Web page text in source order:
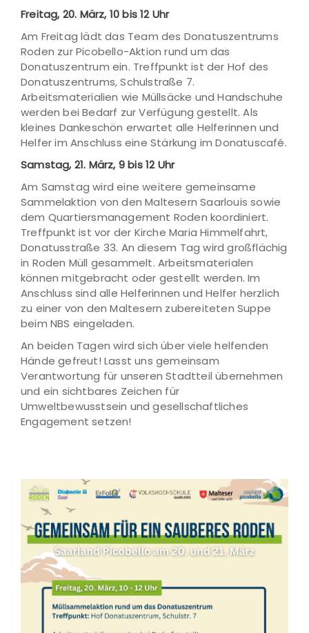
Freitag, 20. März, 10 bis 12 Uhr
Am Freitag lädt das Team des Donatuszentrums
Roden zur Picobello-Aktion rund um das
Donatuszentrum ein. Treffpunkt ist der Hof des
Donatuszentrums, Schulstraße 7.
Arbeitsmaterialien wie Müllsäcke und Handschuhe
werden bei Bedarf zur Verfügung gestellt. Als
kleines Dankeschön erwartet alle Helferinnen und
Helfer im Anschluss eine Stärkung im Donatuscafé.
Samstag, 21. März, 9 bis 12 Uhr
Am Samstag wird eine weitere gemeinsame
Sammelaktion von den Maltesern Saarlouis sowie
dem Quartiersmanagement Roden koordiniert.
Treffpunkt ist vor der Kirche Maria Himmelfahrt,
Donatusstraße 33. An diesem Tag wird großflächig
in Roden Müll gesammelt. Arbeitsmaterialen
können mitgebracht oder gestellt werden. Im
Anschluss sind alle Helferinnen und Helfer herzlich
zu einer von den Maltesern zubereiteten Suppe
beim NBS eingeladen.
An beiden Tagen wird sich über viele helfenden
Hände gefreut! Lasst uns gemeinsam
Verantwortung für unseren Stadtteil übernehmen
und ein sichtbares Zeichen für
Umweltbewusstsein und gesellschaftliches
Engagement setzen!